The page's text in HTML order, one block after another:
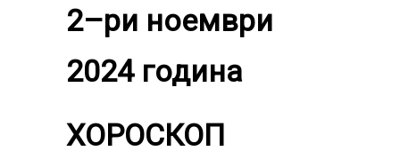
2–ри ноември
2024 година
ХОРОСКОП